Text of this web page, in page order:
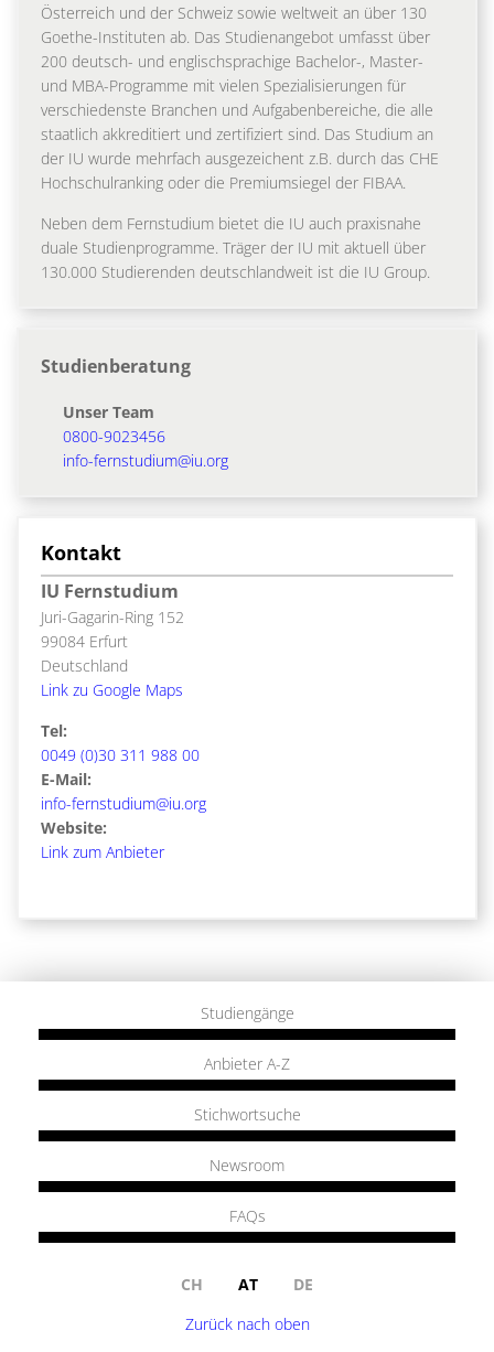
Österreich und der Schweiz sowie weltweit an über 130
Goethe-Instituten ab. Das Studienangebot umfasst über
200 deutsch- und englischsprachige Bachelor-, Master-
und MBA-Programme mit vielen Spezialisierungen für
verschiedenste Branchen und Aufgabenbereiche, die alle
staatlich akkreditiert und zertifiziert sind. Das Studium an
der IU wurde mehrfach ausgezeichent z.B. durch das CHE
Hochschulranking oder die Premiumsiegel der FIBAA.
Neben dem Fernstudium bietet die IU auch praxisnahe
duale Studienprogramme. Träger der IU mit aktuell über
130.000 Studierenden deutschlandweit ist die IU Group.
Studienberatung
Unser Team
0800-9023456
info-fernstudium@iu.org
Kontakt
IU Fernstudium
Juri-Gagarin-Ring 152
99084 Erfurt
Deutschland
Link zu Google Maps
Tel:
0049 (0)30 311 988 00
E-Mail:
info-fernstudium@iu.org
Website:
Link zum Anbieter
Studiengänge
Anbieter A-Z
Stichwortsuche
Newsroom
FAQs
CH AT
DE
Zurück nach oben